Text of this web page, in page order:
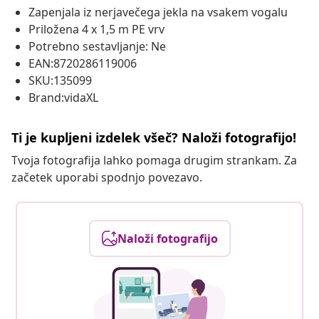
Zapenjala iz nerjavečega jekla na vsakem vogalu
Priložena 4 x 1,5 m PE vrv
Potrebno sestavljanje: Ne
EAN:8720286119006
SKU:135099
Brand:vidaXL
Ti je kupljeni izdelek všeč? Naloži fotografijo!
Tvoja fotografija lahko pomaga drugim strankam. Za
začetek uporabi spodnjo povezavo.
Naloži fotografijo